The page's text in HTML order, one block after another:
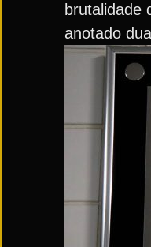
brutalidade
anotado